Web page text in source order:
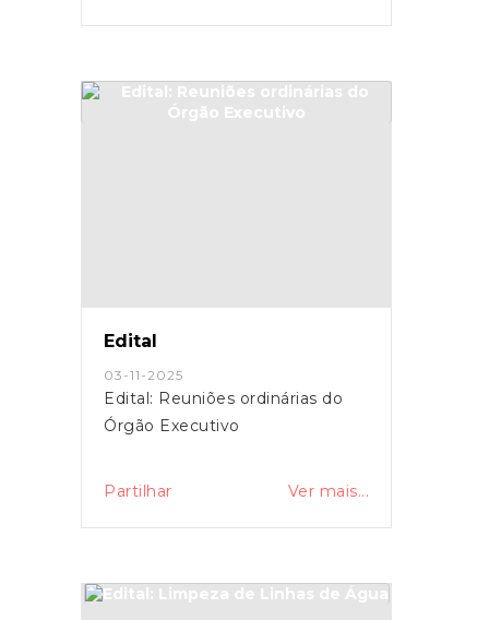
Edital
03-11-2025
Edital: Reuniões ordinárias do
Órgão Executivo
Partilhar Ver mais...